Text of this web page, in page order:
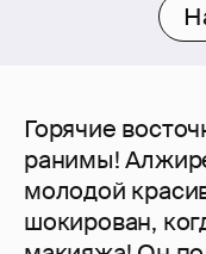
Горячие
ранимы!
молодой
шокирован,